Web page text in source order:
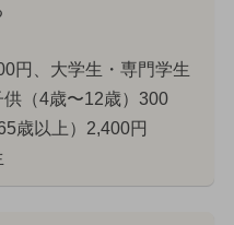
円、大学生・専門学生
（4歳〜12歳）300
歳以上）2,400円